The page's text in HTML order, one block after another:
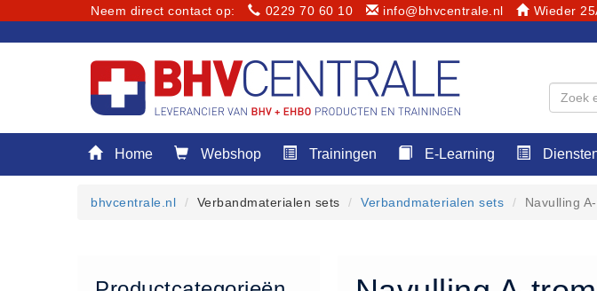
Neem direct contact op: 0229 70 60 10 info@bhvcentrale.nl Wieder
Home
Home Webshop Trainingen E-Learning
bhvcentrale.nl Verbandmaterialen sets Verbandmaterialen sets Navulling